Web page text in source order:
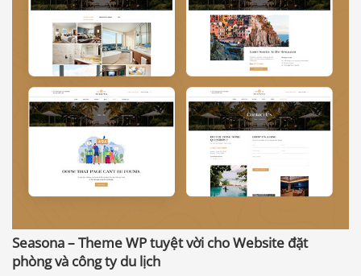
Seasona – Theme WP tuyệt vời cho Website đặt
phòng và công ty du lịch